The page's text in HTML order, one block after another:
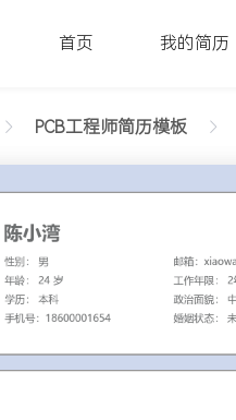
首页 我的简历
PCB工程师简历模板
工程师简洁简历模板文字版